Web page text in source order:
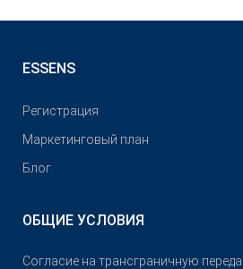
ESSENS
Pегистрация
Маркетинговый план
Блог
ОБЩИЕ УСЛОВИЯ
Согласие на трансграничную